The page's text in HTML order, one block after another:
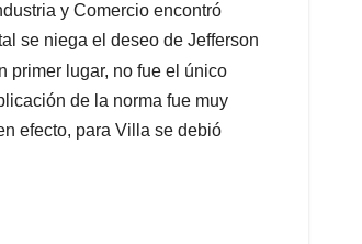
y Comercio encontró
se niega el deseo de Jefferson
primer lugar, no fue el único
de la norma fue muy
efecto, para Villa se debió